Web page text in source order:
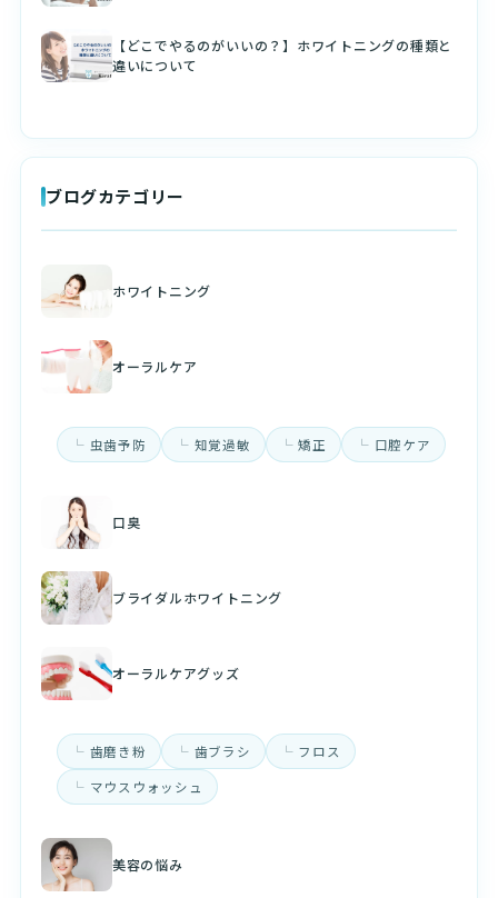
【どこでやるのがいいの？】ホワイトニングの種類と
違いについて
ブログカテゴリー
ホワイトニング
オーラルケア
虫歯予防 知覚過敏 矯正 口腔ケア
口臭
ブライダルホワイトニング
オーラルケアグッズ
歯磨き粉 歯ブラシ
フロス
マウスウォッシュ
美容の悩み